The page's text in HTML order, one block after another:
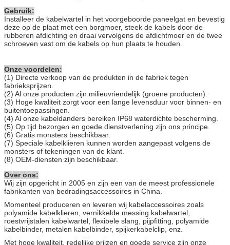
Gebruik:
Installeer de kabelwartel in het voorgeboorde paneelgat en bevestig
deze op de plaat met een borgmoer, steek de kabels door de
rubberen afdichting en draai vervolgens de afdichtmoer en de twee
schroeven vast om de kabels op hun plaats te houden.
Onze voordelen:
(1) Directe verkoop van de produkten in de fabriek tegen
fabrieksprijzen.
(2) Al onze producten zijn milieuvriendelijk (groene producten).
(3) Hoge kwaliteit zorgt voor een lange levensduur voor binnen- en
buitentoepassingen.
(4) Al onze kabeldanders bereiken IP68 waterdichte bescherming.
(5) Op tijd bezorgen en goede dienstverlening zijn ons principe.
(6) Gratis monsters beschikbaar.
(7) Speciale kabelklieren kunnen worden aangepast volgens de
monsters of tekeningen van de klant.
(8) OEM-diensten zijn beschikbaar.
Over ons:
Wij zijn opgericht in 2005 en zijn een van de meest professionele
fabrikanten van bedradingsaccessoires in China.
Momenteel produceren en leveren wij kabelaccessoires zoals
polyamide kabelklieren, vernikkelde messing kabelwartel,
roestvrijstalen kabelwartel, flexibele slang, pijpfitting, polyamide
kabelbinder, metalen kabelbinder, spijkerkabelclip, enz.
Met hoge kwaliteit, redelijke prijzen en goede service zijn onze